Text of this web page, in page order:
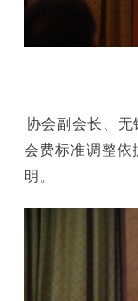
会副会长、无锡
会费标准调整依
明。